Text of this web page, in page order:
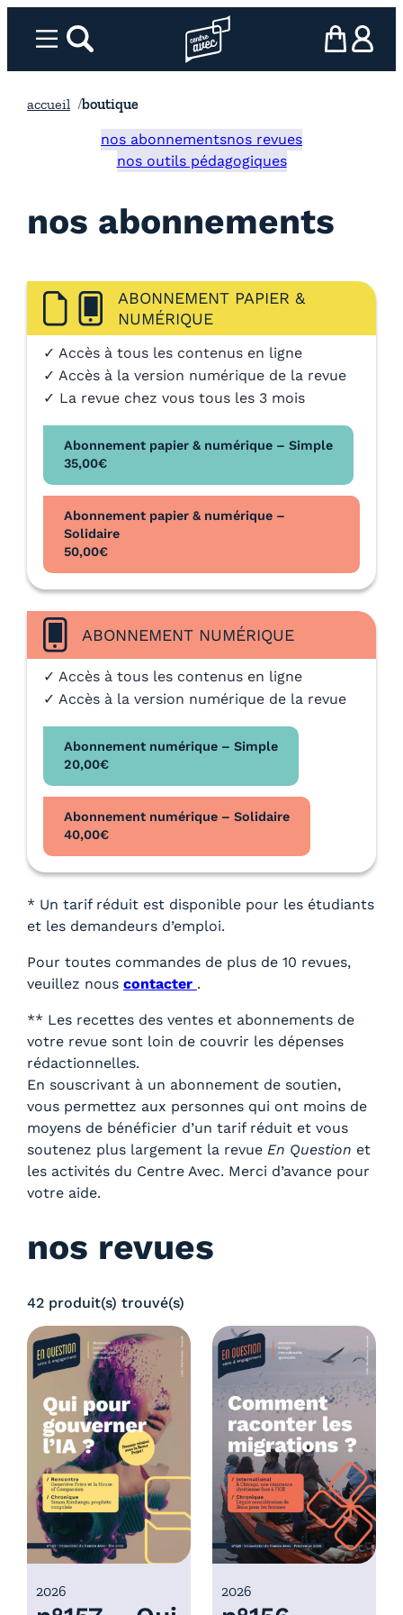
Menurechercher Page d’accueil l’association
mon panier
ma
accueil boutique
nos abonnementsnos revues
nos outils pédagogiques
nos abonnements
ABONNEMENT PAPIER &
NUMÉRIQUE
✓ Accès à tous les contenus en ligne
✓ Accès à la version numérique de la revue
✓ La revue chez vous tous les 3 mois
Abonnement papier & numérique – Simple
35,00€
Abonnement papier & numérique –
Solidaire
50,00€
ABONNEMENT NUMÉRIQUE
✓ Accès à tous les contenus en ligne
✓ Accès à la version numérique de la revue
Abonnement numérique – Simple
20,00€
Abonnement numérique – Solidaire
40,00€
* Un tarif réduit est disponible pour les étudiants
et les demandeurs d’emploi.
Pour toutes commandes de plus de 10 revues,
veuillez nous contacter .
** Les recettes des ventes et abonnements de
votre revue sont loin de couvrir les dépenses
rédactionnelles.
En souscrivant à un abonnement de soutien,
vous permettez aux personnes qui ont moins de
moyens de bénéficier d’un tarif réduit et vous
soutenez plus largement la revue En Question et
les activités du Centre Avec. Merci d’avance pour
votre aide.
nos revues
42 produit(s) trouvé(s)
2026 2026